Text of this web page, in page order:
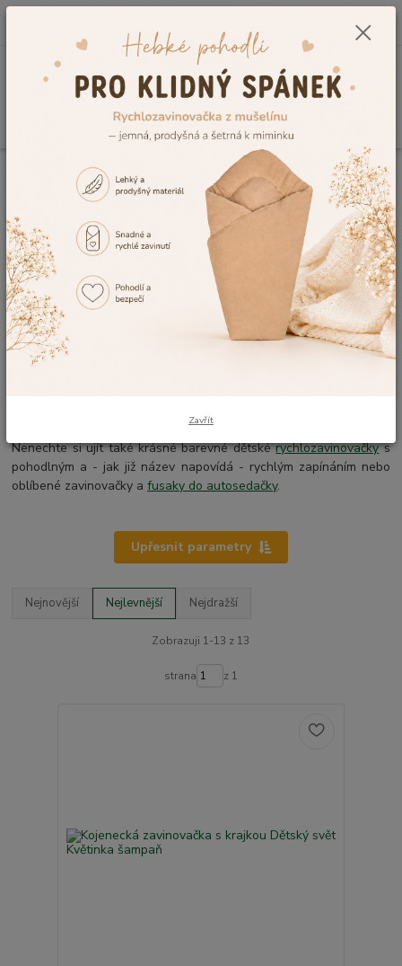
0,00 Kč
Zavinovačky Zavinovačky na zip
Dětské zavinovačky na zip,
krajkové zavinovačky do
porodnice
Dáváte přednost klasice? Pak vybírejte krásné dětské krajkové
zavinovačky
se snadným zapínáním na zip. V naší nabídce
můžete najít oblíbené klasické
zavinovačky do porodnices
krajkami z příjemných materiálů jako jsou lehký satén nebo
Nenechte si ujít také krásné barevné dětskérychlozavinovačkys
pohodlným a - jak již název napovídá - rychlým zapínáním nebo
oblíbené zavinovačky afusaky do autosedačky.
Upřesnit parametry
Nejnovější Nejlevnější Nejdražší
Zobrazuji 1-13 z 13
strana z 1
Zavřít